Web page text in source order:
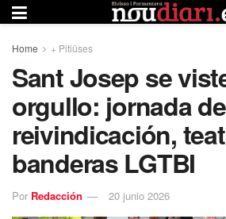
Home + Pitiüses
Sant Josep se
orgullo: jornada de
reivindicación,
banderas LGTBI
Por Redacción 20 junio 2026